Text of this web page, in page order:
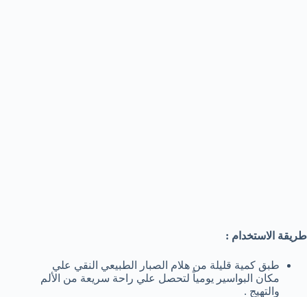
طريقة الاستخدام :
طبق كمية قليلة من هلام الصبار الطبيعي النقي علي
مكان البواسير يومياً لتحصل علي راحة سريعة من الألم
والتهيج .